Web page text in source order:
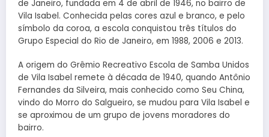
de Janeiro, fundada em 4 de abril de 1946, no bairro de
Vila Isabel. Conhecida pelas cores azul e branco, e pelo
símbolo da coroa, a escola conquistou três títulos do
Grupo Especial do Rio de Janeiro, em 1988, 2006 e 2013.
A origem do Grêmio Recreativo Escola de Samba Unidos
de Vila Isabel remete à década de 1940, quando Antônio
Fernandes da Silveira, mais conhecido como Seu China,
vindo do Morro do Salgueiro, se mudou para Vila Isabel e
se aproximou de um grupo de jovens moradores do
bairro.